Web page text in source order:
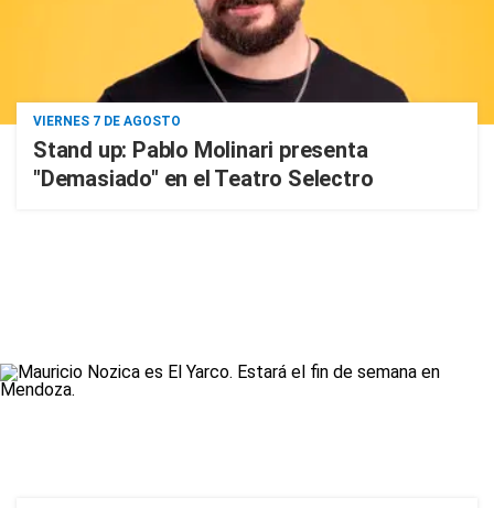
VIERNES 7 DE AGOSTO
Stand up: Pablo Molinari presenta
"Demasiado" en el Teatro Selectro